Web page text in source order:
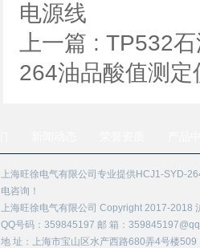
电源线
上一篇 : TP532
264油品酸值测定
上海旺徐电气有限公司专业提供HCJ1-SYD-
电咨询！
上海旺徐电气有限公司 Copyright 2017-2018
QQ号码：359845197 邮 箱：
地 址：上海市宝山区水产西路680弄4号楼509